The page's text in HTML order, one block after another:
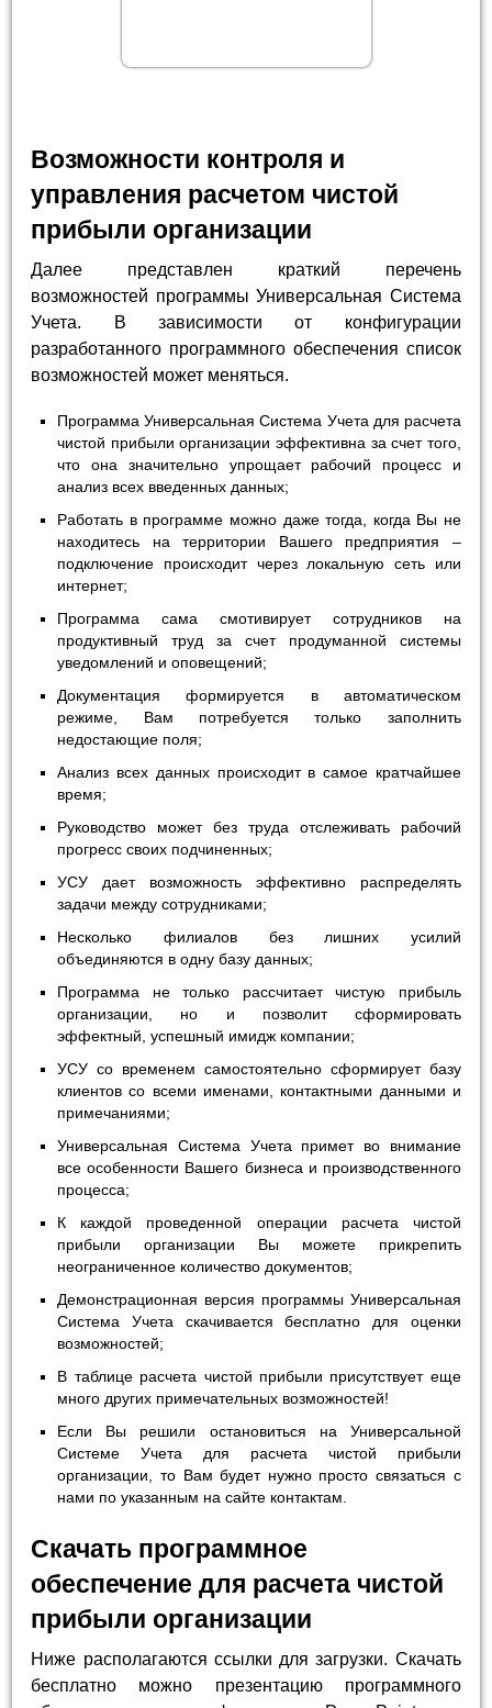
Возможности контроля и
управления расчетом чистой
прибыли организации
Далее представлен краткий перечень
возможностей программы Универсальная Система
Учета. В зависимости от конфигурации
разработанного программного обеспечения список
возможностей может меняться.
Программа Универсальная Система Учета для расчета
чистой прибыли организации эффективна за счет того,
что она значительно упрощает рабочий процесс и
анализ всех введенных данных;
Работать в программе можно даже тогда, когда Вы не
находитесь на территории Вашего предприятия –
подключение происходит через локальную сеть или
интернет;
Программа сама смотивирует сотрудников на
продуктивный труд за счет продуманной системы
уведомлений и оповещений;
Документация формируется в автоматическом
режиме, Вам потребуется только заполнить
недостающие поля;
Анализ всех данных происходит в самое кратчайшее
время;
Руководство может без труда отслеживать рабочий
прогресс своих подчиненных;
УСУ дает возможность эффективно распределять
задачи между сотрудниками;
Несколько филиалов без лишних усилий
объединяются в одну базу данных;
Программа не только рассчитает чистую прибыль
организации, но и позволит сформировать
эффектный, успешный имидж компании;
УСУ со временем самостоятельно сформирует базу
клиентов со всеми именами, контактными данными и
примечаниями;
Универсальная Система Учета примет во внимание
все особенности Вашего бизнеса и производственного
процесса;
К каждой проведенной операции расчета чистой
прибыли организации Вы можете прикрепить
неограниченное количество документов;
Демонстрационная версия программы Универсальная
Система Учета скачивается бесплатно для оценки
возможностей;
В таблице расчета чистой прибыли присутствует еще
много других примечательных возможностей!
Если Вы решили остановиться на Универсальной
Системе Учета для расчета чистой прибыли
организации, то Вам будет нужно просто связаться с
нами по указанным на сайте контактам.
Скачать программное
обеспечение для расчета чистой
прибыли организации
Ниже располагаются ссылки для загрузки. Скачать
бесплатно можно презентацию программного